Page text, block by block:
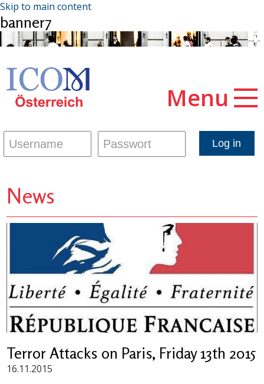
Skip to main content
banner7
Menu
News
Terror Attacks on Paris, Friday 13th 2015
16.11.2015